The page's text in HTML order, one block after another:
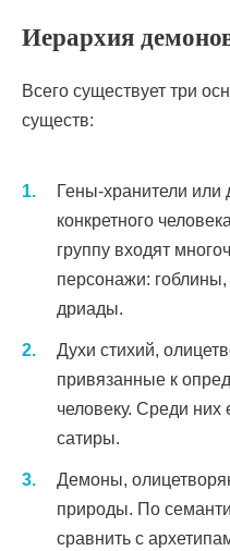
Иерархия
Всего существует три
существ:
Гены-хранители
конкретного
группу входят
персонажи:
дриады.
Духи стихий,
привязанные к
человеку. Среди
сатиры.
Демоны,
природы. По
сравнить с